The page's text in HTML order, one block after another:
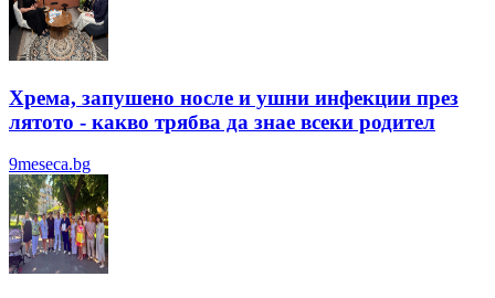
Хрема, запушено носле и ушни инфекции през
лятотo - какво трябва да знае всеки родител
9meseca.bg